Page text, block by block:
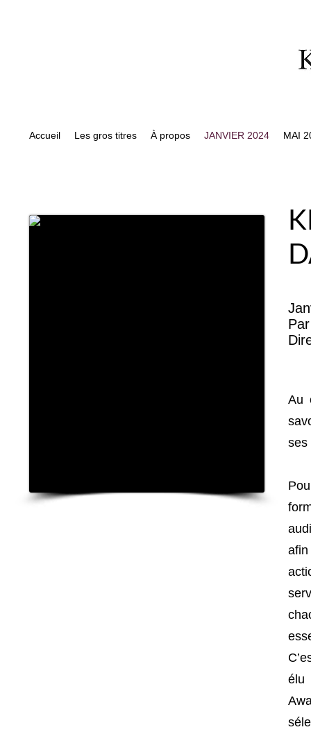
Accueil Les gros titres À propos JANVIER 2024 MAI
Au
élu